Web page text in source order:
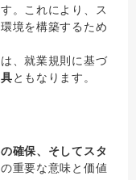
。これにより、ス
境を構築するため
、就業規則に基づ
ともなります。
確保、そしてスタ
重要な意味と価値